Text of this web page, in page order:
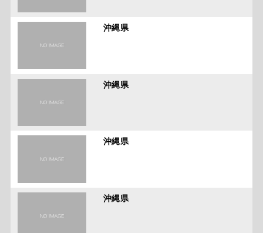
沖縄県
沖縄県
沖縄県
沖縄県